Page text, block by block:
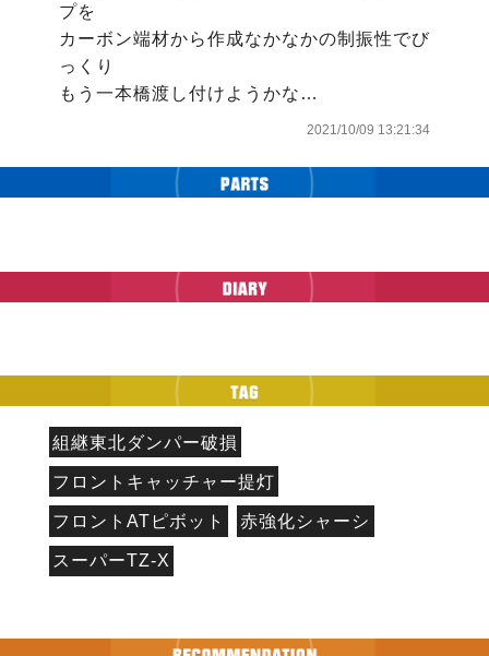
プを
カーボン端材から作成なかなかの制振性でび
っくり
もう一本橋渡し付けようかな…
2021/10/09 13:21:34
組継東北ダンパー破損
フロントキャッチャー提灯
フロントATピボット 赤強化シャーシ
スーパーTZ-X